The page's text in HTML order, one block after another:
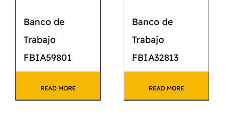
Banco de
Trabajo
FBIA59801
READ MORE
Banco de
Trabajo
FBIA32813
READ MORE